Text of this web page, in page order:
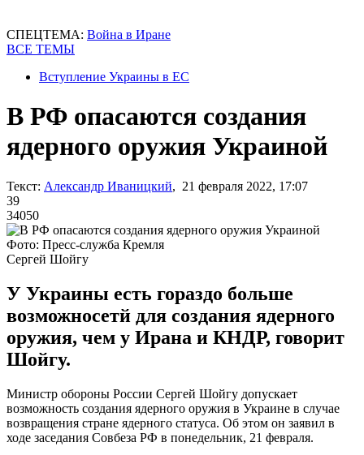
СПЕЦТЕМА: Война в Иране
ВСЕ ТЕМЫ
Вступление Украины в ЕС
В РФ опасаются создания
ядерного оружия Украиной
Текст: Александр Иваницкий, 21 февраля 2022, 17:07
39
34050
Фото: Пресс-служба Кремля
Сергей Шойгу
У Украины есть гораздо больше
возможносетй для создания ядерного
оружия, чем у Ирана и КНДР, говорит
Шойгу.
Министр обороны России Сергей Шойгу допускает
возможность создания ядерного оружия в Украине в случае
возвращения стране ядерного статуса. Об этом он заявил в
ходе заседания Совбеза РФ в понедельник, 21 февраля.